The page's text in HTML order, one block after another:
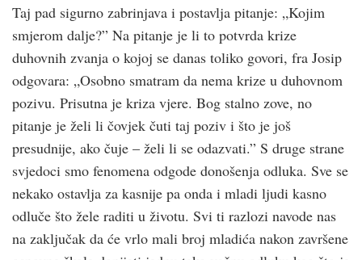
Taj pad sigurno zabrinjava i postavlja pitanje: „Kojim
smjerom dalje?” Na pitanje je li to potvrda krize
duhovnih zvanja o kojoj se danas toliko govori, fra Josip
odgovara: „Osobno smatram da nema krize u duhovnom
pozivu. Prisutna je kriza vjere. Bog stalno zove, no
pitanje je želi li čovjek čuti taj poziv i što je još
presudnije, ako čuje – želi li se odazvati.” S druge strane
svjedoci smo fenomena odgode donošenja odluka. Sve se
nekako ostavlja za kasnije pa onda i mladi ljudi kasno
odluče što žele raditi u životu. Svi ti razlozi navode nas
na zaključak da će vrlo mali broj mladića nakon završene